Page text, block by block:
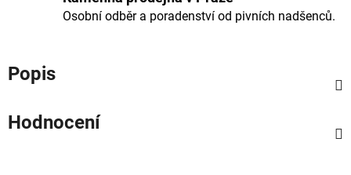
Osobní odběr a poradenství od pivních nadšenců.
Popis
Hodnocení